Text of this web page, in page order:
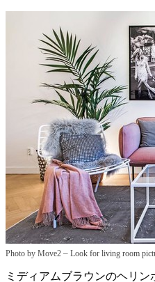
Photo by Move2 – Look for living room
ミディアムブラウンのヘリ